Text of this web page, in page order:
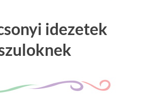
idezetek